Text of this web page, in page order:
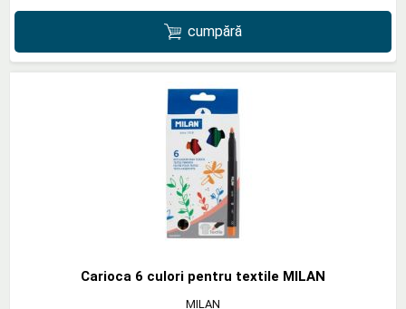
cumpără
Carioca 6 culori pentru textile MILAN
MILAN